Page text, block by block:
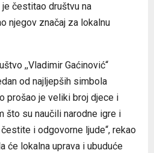
čestitao društvu na
njegov značaj za lokalnu
,,Vladimir Gaćinović“
od najljepših simbola
prošao je veliki broj djece i
što su naučili narodne igre i
i odgovorne ljude“, rekao
će lokalna uprava i ubuduće